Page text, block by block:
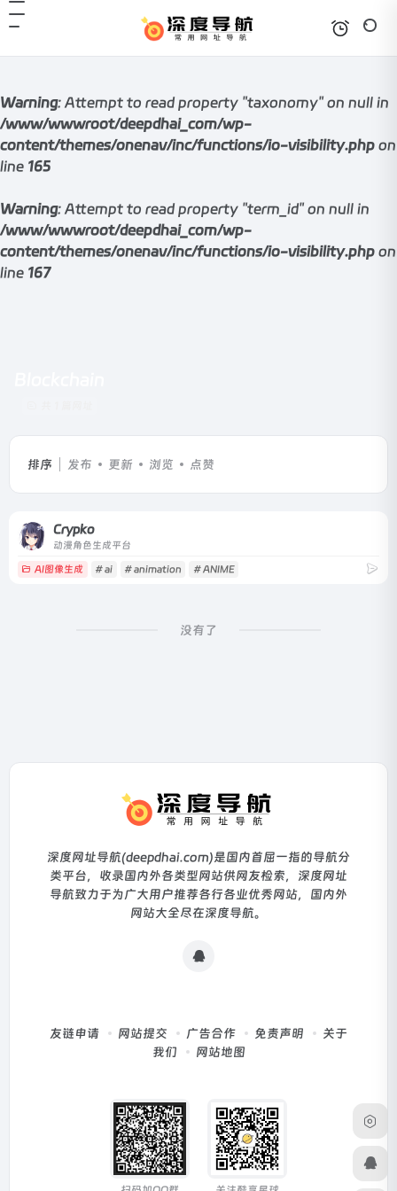
Warning: Attempt to read property "taxonomy" on null in
/www/wwwroot/deepdhai_com/wp-
content/themes/onenav/inc/functions/io-visibility.php on
line 165
Warning: Attempt to read property "term_id" on null in
/www/wwwroot/deepdhai_com/wp-
content/themes/onenav/inc/functions/io-visibility.php on
line 167
排序 发布 更新 浏览 点赞
Crypko
动漫角色生成平台
AI图像生成 # ai # animation # ANIME
没有了
深度网址导航(deepdhai.com)是国内首屈一指的导航分
类平台，收录国内外各类型网站供网友检索，深度网址
导航致力于为广大用户推荐各行各业优秀网站，国内外
网站大全尽在深度导航。
友链申请 网站提交 广告合作 免责声明
关于
我们
网站地图